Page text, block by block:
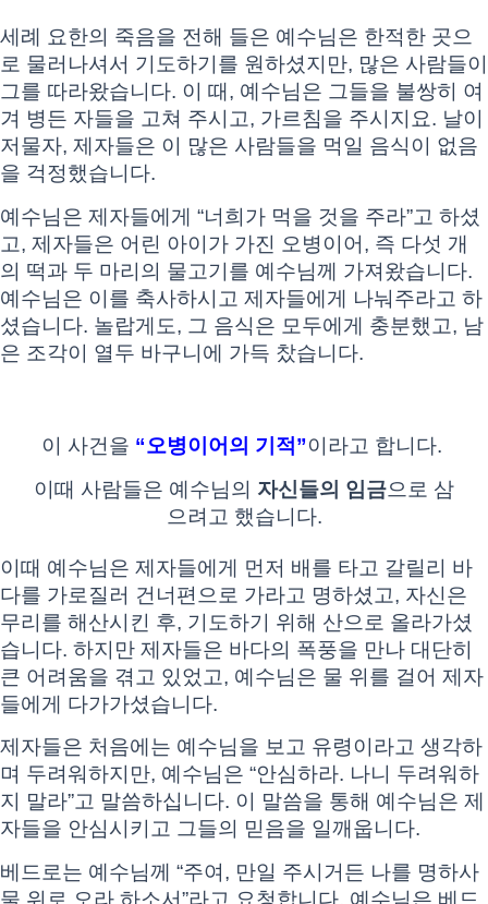
세례 요한의 죽음을 전해 들은 예수님은 한적한 곳으
로 물러나셔서 기도하기를 원하셨지만, 많은 사람들이
그를 따라왔습니다. 이 때, 예수님은 그들을 불쌍히 여
겨 병든 자들을 고쳐 주시고, 가르침을 주시지요. 날이
저물자, 제자들은 이 많은 사람들을 먹일 음식이 없음
을 걱정했습니다.
예수님은 제자들에게 “너희가 먹을 것을 주라”고 하셨
고, 제자들은 어린 아이가 가진 오병이어, 즉 다섯 개
의 떡과 두 마리의 물고기를 예수님께 가져왔습니다.
예수님은 이를 축사하시고 제자들에게 나눠주라고 하
셨습니다. 놀랍게도, 그 음식은 모두에게 충분했고, 남
은 조각이 열두 바구니에 가득 찼습니다.
이 사건을 “오병이어의 기적”이라고 합니다.
이때 사람들은 예수님의 자신들의 임금으로 삼
으려고 했습니다.
이때 예수님은 제자들에게 먼저 배를 타고 갈릴리 바
다를 가로질러 건너편으로 가라고 명하셨고, 자신은
무리를 해산시킨 후, 기도하기 위해 산으로 올라가셨
습니다. 하지만 제자들은 바다의 폭풍을 만나 대단히
큰 어려움을 겪고 있었고, 예수님은 물 위를 걸어 제자
들에게 다가가셨습니다.
제자들은 처음에는 예수님을 보고 유령이라고 생각하
며 두려워하지만, 예수님은 “안심하라. 나니 두려워하
지 말라”고 말씀하십니다. 이 말씀을 통해 예수님은 제
자들을 안심시키고 그들의 믿음을 일깨웁니다.
베드로는 예수님께 “주여, 만일 주시거든 나를 명하사
물 위로 오라 하소서”라고 요청합니다. 예수님은 베드